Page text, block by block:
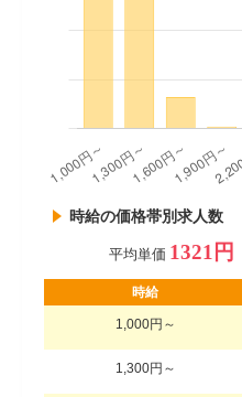
時給の価格帯別求人数
平均単価 1321円
時給
1,000円～
1,300円～